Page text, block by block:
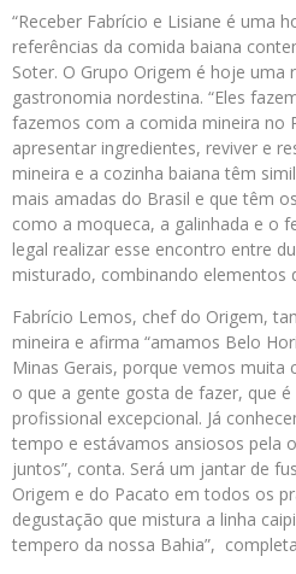
“Receber Fabrício e Lisiane é uma
referências da comida baiana
Soter. O Grupo Origem é hoje uma
gastronomia nordestina. “Eles
fazemos com a comida mineira no
apresentar ingredientes, reviver e
mineira e a cozinha baiana têm
mais amadas do Brasil e que têm
como a moqueca, a galinhada e o
legal realizar esse encontro entre
misturado, combinando elementos
Fabrício Lemos, chef do Origem,
mineira e afirma “amamos Belo
Minas Gerais, porque vemos
o que a gente gosta de fazer, que
profissional excepcional. Já
tempo e estávamos ansiosos pela
juntos”, conta. Será um jantar de
Origem e do Pacato em todos os
degustação que mistura a linha
tempero da nossa Bahia”,